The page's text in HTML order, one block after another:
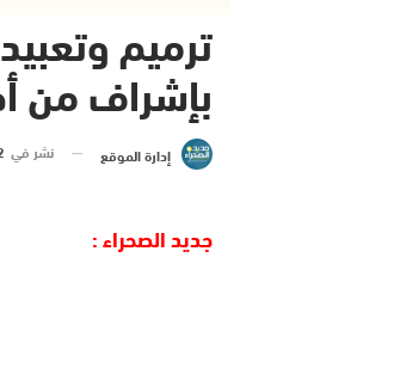
ترميم
بإشراف من
إدارة الموقع نشر في 2 مارس
جديد الصحراء :